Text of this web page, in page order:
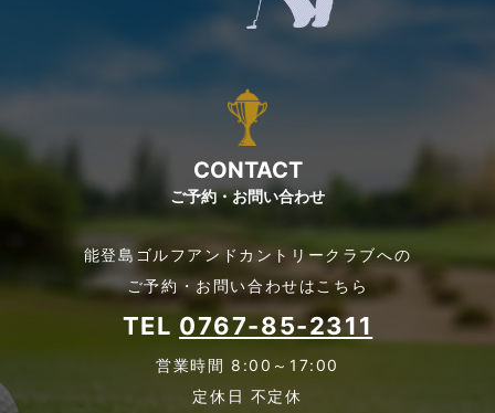
CONTACT
ご予約・お問い合わせ
能登島ゴルフアンドカントリークラブへの
ご予約・お問い合わせはこちら
TEL 0767-85-2311
営業時間 8:00～17:00
定休日 不定休